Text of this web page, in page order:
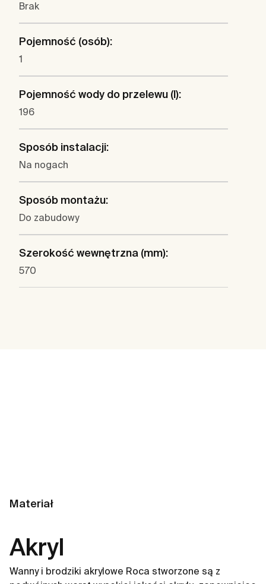
Brak
Pojemność (osób):
1
Pojemność wody do przelewu (l):
196
Sposób instalacji:
Na nogach
Sposób montażu:
Do zabudowy
Szerokość wewnętrzna (mm):
570
Materiał
Akryl
Wanny i brodziki akrylowe Roca stworzone są z